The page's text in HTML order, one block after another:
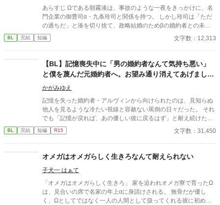
あらすじ Ωである朝霧湊は、事故のような一夜をきっかけに、名
門企業の御曹司α・九条玲司と関係を持つ。 しかし玲司は「ただ
の過ちだ」と湊を切り捨て、政略結婚のためβの婚約者との未来
を選んだ。 深く傷ついた湊は、彼の前から姿を消す。 数か月後―
―。 湊の身体は、これまで誰も知らなかった希少な『遅咲きΩ』
たと知る。 「戻ってきてくれ」 今さら必死に追いかけてくる玲
司。 だが湊の隣には、自分を支え続けてくれた医師のα・神崎伊
織がいた。 「あなたは俺を捨てたでしょう」 後悔に苦しむα、執
着する第二のα、そして希少Ωを巡る陰謀。 もう二度と傷つきた
くないΩが最後に選ぶ相手とは――。 捨てた側の後悔と執着が加
速する、すれ違いオメガバースBL。
BL 完結 短編 文字数：12,313
​【BL】記憶喪失中に「男の婚約者なんて気持ち悪い」
と僕を蔑んだ元婚約者へ。お望み通り消えてあげました
ので、今更記憶が戻ったと泣きつかれても
かがみゆえ
記憶を失った婚約者・アルヴィンから向けられたのは、見知らぬ
他人を見るような冷たい視線と容赦ない罵倒の日々だった。 それ
でも「記憶が戻れば、あの優しい彼に戻るはず」と耐え続けたニ
コラス。 しかし、アルヴィンがみんなの前でニコラスの手紙を破
りながら嘲笑した時、ついに限界を迎える。 「僕が愛したアルヴ
隣国へ留学することになった。 留学先で過去を乗り越え、新しい
幸福を掴んだニコラス。 そこへ「記憶が戻った」と涙を流すアル
ヴィンが現れるが、すでにニコラスの心には少しの情も残ってな
くて―――……。
BL 完結 短編 R15 文字数：31,450
オメガはオメガらしく生きろなんて耐えられない
子犬一 はぁて
「オメガはオメガらしく生きろ」 家を追われオメガ寮で育ったΩ
は、見合いの席で名家の年上αに身請けされる。 無骨だが優し
く、Ωとしてではなく一人の人間として扱ってくれる彼に初めて